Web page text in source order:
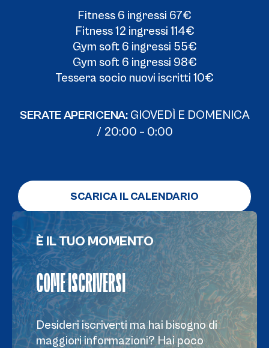
Fitness 6 ingressi 67€
Fitness 12 ingressi 114€
Gym soft 6 ingressi 55€
Gym soft 6 ingressi 98€
Tessera socio nuovi iscritti 10€
SERATE APERICENA:GIOVEDÌ E DOMENICA
/ 20:00 – 0:00
SCARICA IL CALENDARIO
È IL TUO MOMENTO
COME ISCRIVERSI
Desideri iscriverti ma hai bisogno di
maggiori informazioni? Hai poco